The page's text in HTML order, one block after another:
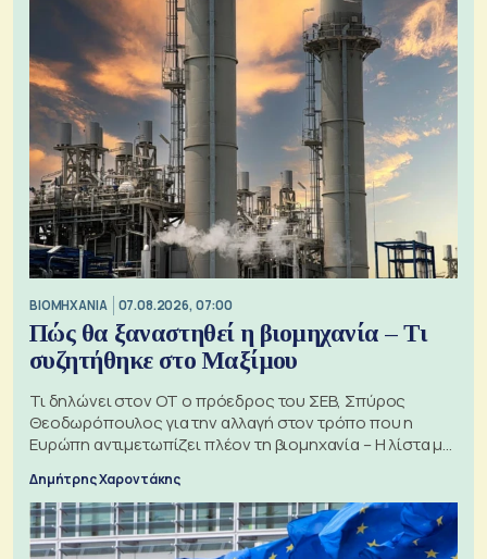
ΒΙΟΜΗΧΑΝΙΑ 07.08.2026, 07:00
Πώς θα ξαναστηθεί η βιομηχανία – Τι
συζητήθηκε στο Μαξίμου
Τι δηλώνει στον ΟΤ ο πρόεδρος του ΣΕΒ, Σπύρος
Θεοδωρόπουλος για την αλλαγή στον τρόπο που η
Ευρώπη αντιμετωπίζει πλέον τη βιομηχανία – Η λίστα με
Δημήτρης Χαροντάκης